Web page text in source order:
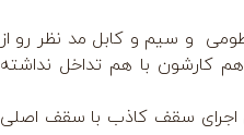
و سیم و کابل مد نظر رو از
کارشون با هم تداخل نداشته
که حداقل فاصله 5 سانتی برای اجرای سقف کاذب با سقف اصلی